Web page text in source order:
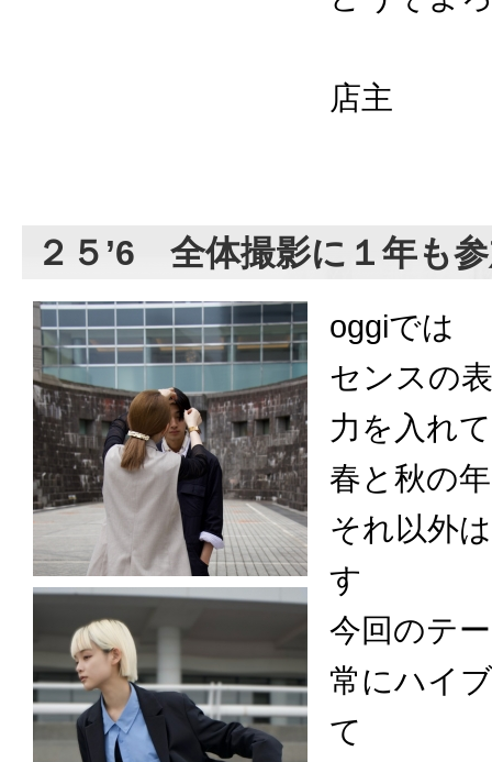
店主
２５’6 全体撮影に１年も
oggiでは
センスの
力を入れ
春と秋の
それ以外
す
今回のテ
常にハイ
て